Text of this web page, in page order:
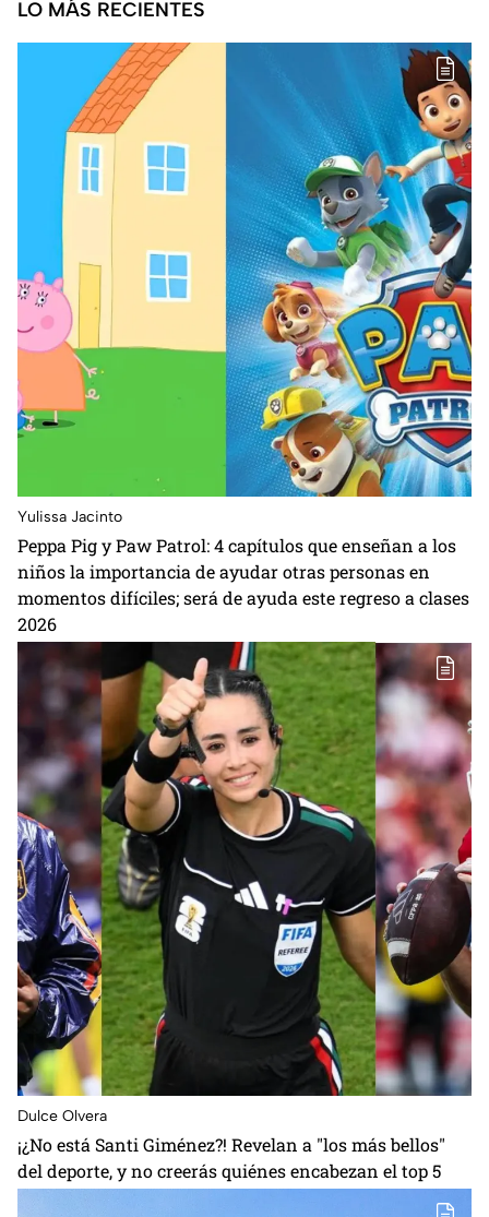
LO MÁS RECIENTES
Yulissa Jacinto
Peppa Pig y Paw Patrol: 4 capítulos que enseñan a los
niños la importancia de ayudar otras personas en
momentos difíciles; será de ayuda este regreso a clases
2026
Dulce Olvera
¡¿No está Santi Giménez?! Revelan a "los más bellos"
del deporte, y no creerás quiénes encabezan el top 5